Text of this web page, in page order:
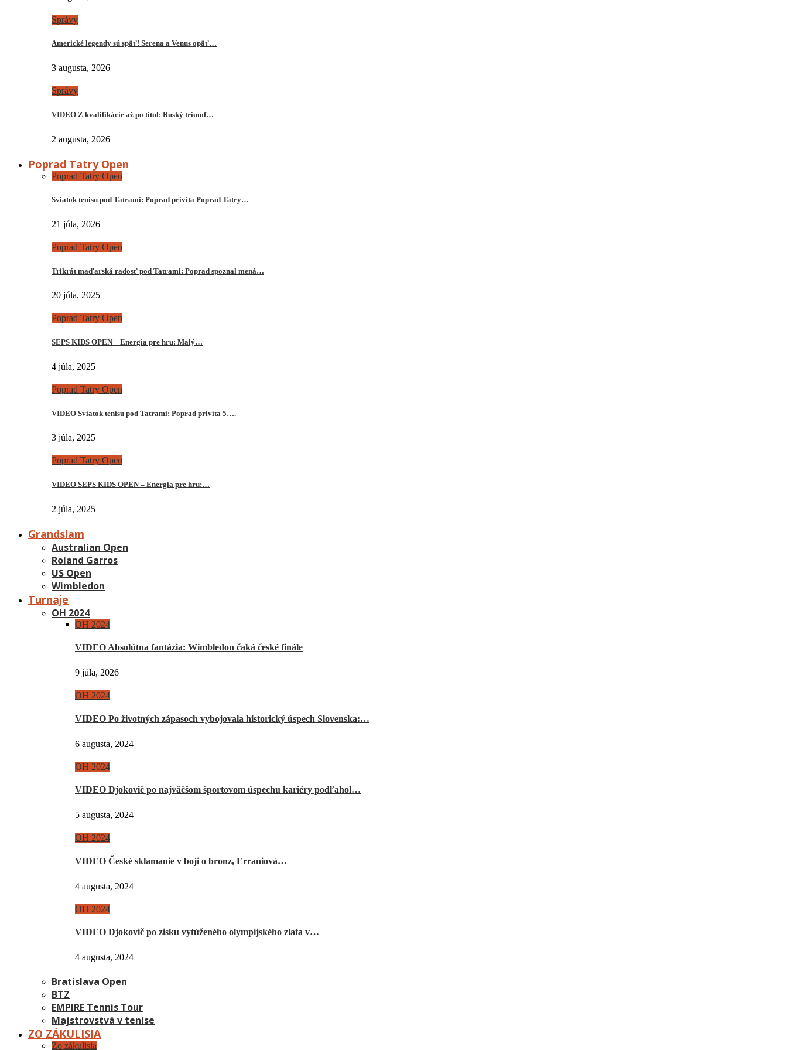
Správy
Americké legendy sú späť! Serena a Venus opäť…
3 augusta, 2026
Správy
VIDEO Z kvalifikácie až po titul: Ruský triumf…
2 augusta, 2026
Poprad Tatry Open
Poprad Tatry Open
Sviatok tenisu pod Tatrami: Poprad privíta Poprad Tatry…
21 júla, 2026
Poprad Tatry Open
Trikrát maďarská radosť pod Tatrami: Poprad spoznal mená…
20 júla, 2025
Poprad Tatry Open
SEPS KIDS OPEN – Energia pre hru: Malý…
4 júla, 2025
Poprad Tatry Open
VIDEO Sviatok tenisu pod Tatrami: Poprad privíta 5….
3 júla, 2025
Poprad Tatry Open
VIDEO SEPS KIDS OPEN – Energia pre hru:…
2 júla, 2025
Grandslam
Australian Open
Roland Garros
US Open
Wimbledon
Turnaje
OH 2024
OH 2024
VIDEO Absolútna fantázia: Wimbledon čaká české finále
9 júla, 2026
OH 2024
VIDEO Po životných zápasoch vybojovala historický úspech Slovenska:…
6 augusta, 2024
OH 2024
VIDEO Djokovič po najväčšom športovom úspechu kariéry podľahol…
5 augusta, 2024
OH 2024
VIDEO České sklamanie v boji o bronz, Erraniová…
4 augusta, 2024
OH 2024
VIDEO Djokovič po zisku vytúženého olympijského zlata v…
4 augusta, 2024
Bratislava Open
BTZ
EMPIRE Tennis Tour
Majstrovstvá v tenise
ZO ZÁKULISIA
Zo zákulisia